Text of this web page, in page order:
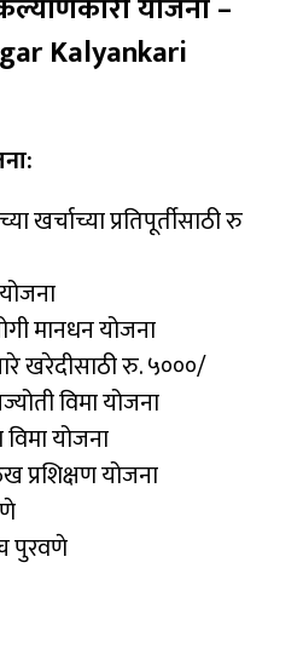
योजना –
Kalyankari
खर्चाच्या प्रतिपूर्तीसाठी रु
मानधन योजना
खरेदीसाठी रु. ५०००/
विमा योजना
विमा योजना
प्रशिक्षण योजना
पुरवणे